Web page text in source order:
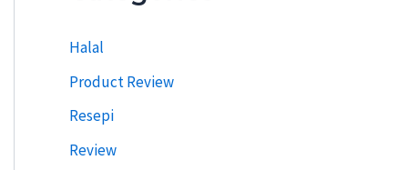
e
d
h
u
l
Halal
Product Review
Resepi
Review